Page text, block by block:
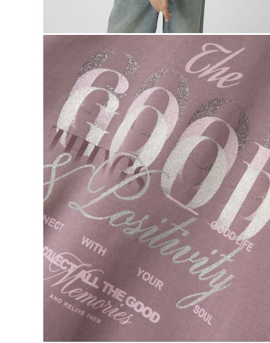
Naisten kevät-ja syystakit
Naisten nahkatakit
Naisten talvitakit
LAPSET
Lasten paidat
Lasten paidat
Lasten kauluspaidat
Lasten trikoopaidat
Lasten colleget ja hupparit
Lasten neuleet
Lasten mekot ja hameet
Mekot ja hameet
Lasten puvut,bleiserit,liivit
Liivit
Lasten housut
Lasten housut
Lasten trikoo-ja collegehousut
Lasten farkut
Lasten shortsit
Lasten juhlahousut
Yöasut ja kylpytakit
Lasten yöpaidat
Lasten pyjamat
Kylpytakit
Lasten asusteet
Vyöt, käsineet,pipot, ym
Sukat, sukkahousut, ym
Lasten ulkoilu
Lasten takit